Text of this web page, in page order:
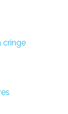
cringe